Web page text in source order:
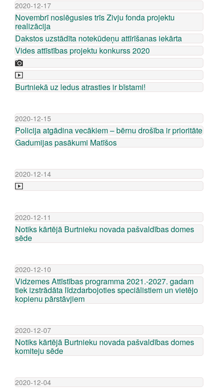
2020-12-17
Novembrī noslēgusies trīs Zivju fonda projektu
realizācija
Dakstos uzstādīta notekūdeņu attīrīšanas iekārta
Vides attīstības projektu konkurss 2020
Burtniekā uz ledus atrasties ir bīstami!
2020-12-15
Policija atgādina vecākiem – bērnu drošība ir prioritāte
Gadumijas pasākumi Matīšos
2020-12-14
2020-12-11
Notiks kārtējā Burtnieku novada pašvaldības domes
sēde
2020-12-10
Vidzemes Attīstības programma 2021.-2027. gadam
tiek izstrādāta līdzdarbojoties speciālistiem un vietējo
kopienu pārstāvjiem
2020-12-07
Notiks kārtējā Burtnieku novada pašvaldības domes
komiteju sēde
2020-12-04